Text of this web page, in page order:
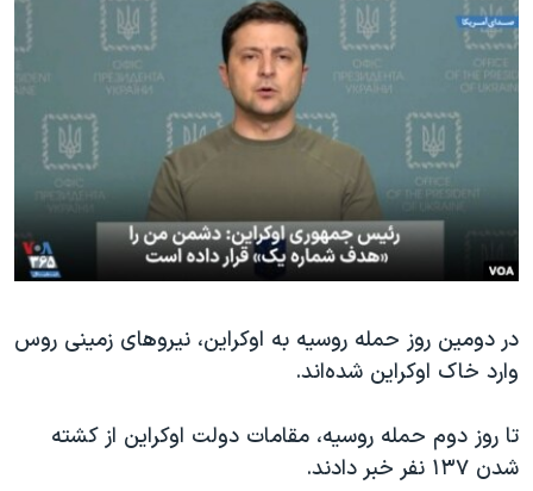
صفحه‌های ویژه
سفر پرزیدنت ترامپ به چین
در دومین روز حمله روسیه به اوکراین، نیروهای زمینی روس
وارد خاک اوکراین شده‌اند.
تا روز دوم حمله روسیه، مقامات دولت اوکراین از کشته
شدن ۱۳۷ نفر خبر دادند.